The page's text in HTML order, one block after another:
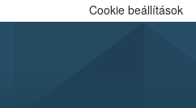
Cookie beállítások